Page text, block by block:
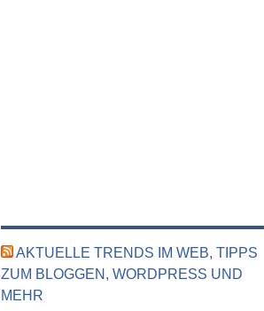
AKTUELLE TRENDS IM WEB, TIPPS
ZUM BLOGGEN, WORDPRESS UND
MEHR